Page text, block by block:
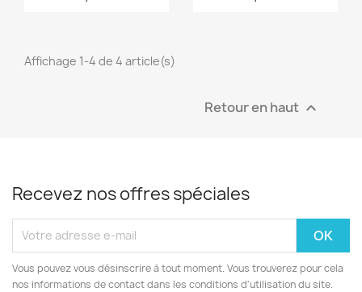
Affichage 1-4 de 4 article(s)
Retour en haut 
Recevez nos offres spéciales
Vous pouvez vous désinscrire à tout moment. Vous trouverez pour cela
nos informations de contact dans les conditions d'utilisation du site.